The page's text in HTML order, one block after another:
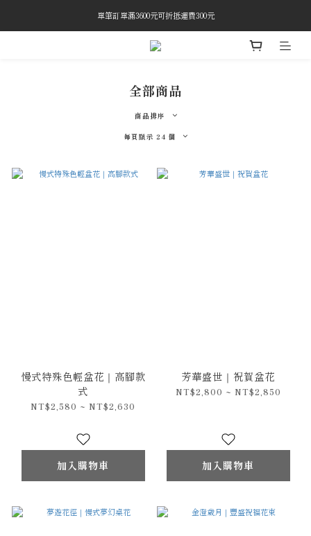
慢式週花會由花藝師依當季花材搭配設計，每週會有不同的樣貌驚喜呦！
單筆訂單滿3600元可折抵運費300元
慢式週花會由花藝師依當季花材搭配設計，每週會有不同的樣貌驚喜呦！
全部商品
商品排序
每頁顯示 24 個
慢式特殊色輕盆花｜高腳款
式
NT$2,580 ~ NT$2,630
加入購物車
芳華盛世｜祝賀盆花
NT$2,800 ~ NT$2,850
加入購物車